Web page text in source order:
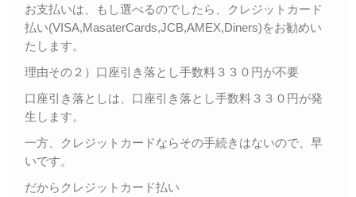
お支払いは、もし選べるのでしたら、クレジットカード
払い(VISA,MasaterCards,JCB,AMEX,Diners)をお勧めい
たします。
理由その２）口座引き落とし手数料３３０円が不要
口座引き落としは、口座引き落とし手数料３３０円が発
生します。
一方、クレジットカードならその手続きはないので、早
いです。
だからクレジットカード払い